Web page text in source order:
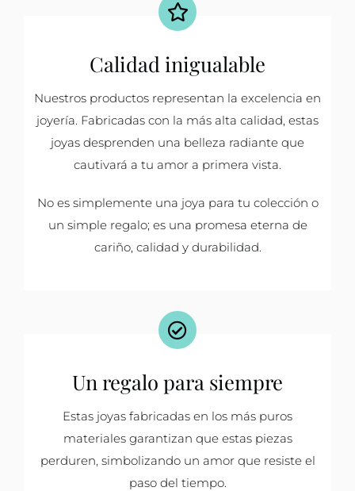
Calidad inigualable
Nuestros productos representan la excelencia en
joyería. Fabricadas con la más alta calidad, estas
joyas desprenden una belleza radiante que
cautivará a tu amor a primera vista.
No es simplemente una joya para tu colección o
un simple regalo; es una promesa eterna de
cariño, calidad y durabilidad.
Un regalo para siempre
Estas joyas fabricadas en los más puros
materiales garantizan que estas piezas
perduren, simbolizando un amor que resiste el
paso del tiempo.